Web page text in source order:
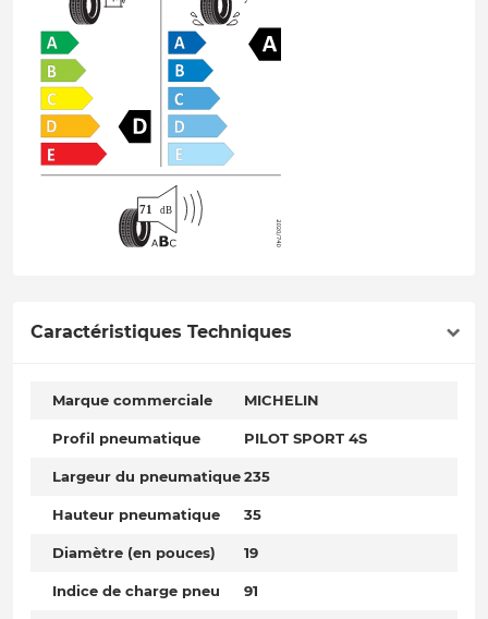
Caractéristiques Techniques
Marque commerciale MICHELIN
Profil pneumatique PILOT SPORT 4S
Largeur du pneumatique235
Hauteur pneumatique 35
Diamètre (en pouces) 19
Indice de charge pneu 91